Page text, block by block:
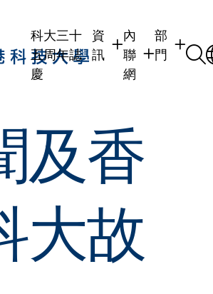
科大三十
五周年誌
慶
資
訊
校友
傳媒
公眾
內
聯
網
校友內聯網
部
門
及香
大故